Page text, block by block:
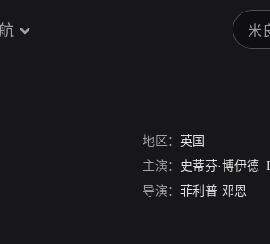
地区： 英国
主演： 史蒂芬·博伊德
导演： 菲利普·邓恩